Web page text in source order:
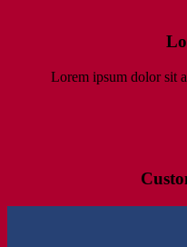
Lorem ipsum dolor sit